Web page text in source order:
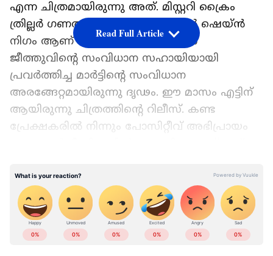
എന്ന ചിത്രമായിരുന്നു അത്. മിസ്റ്ററി ക്രൈം
ത്രില്ലര്‍ ഗണത്തില്‍ പെട്ട ചിത്രത്തില്‍ ഷെയ്ന്‍
നിഗം ആണ് നായകന്‍. 2020 മുതല്‍
ജീത്തുവിന്‍റെ സംവിധാന സഹായിയായി
പ്രവര്‍ത്തിച്ച മാര്‍ട്ടിന്‍റെ സംവിധാന
അരങ്ങേറ്റമായിരുന്നു ദൃഢം. ഈ മാസം എട്ടിന്
ആയിരുന്നു ചിത്രത്തിന്‍റെ റിലീസ്. കണ്ട
പ്രേക്ഷകരില്‍ നിന്നും പോസിറ്റീവ് അഭിപ്രായം
നേട്ടമുണ്ടാക്കിയോ? ഇപ്പോഴിതാ ചിത്രം
ഇതുവരെ നേടിയ കളക്ഷന്‍ സംബന്ധിച്ച
കണക്കുകള്‍ ട്രാക്കര്‍മാര്‍ പുറത്തുവിട്ടിട്ടുണ്ട്.
Add Asianetnews as a Preferred
Read Full Article